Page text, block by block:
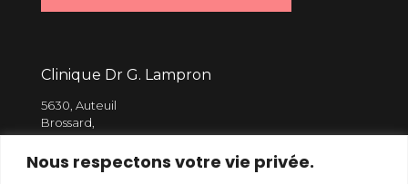
Nous respectons votre vie privée.
Clinique Dr G. Lampron
5630, Auteuil
Brossard,
J4Z 1M4